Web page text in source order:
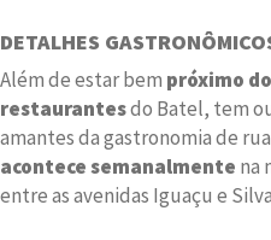
DETALHES
Além de estar bem próximo
restaurantesdo Batel, tem
amantes da gastronomia de
acontece semanalmente na
entre as avenidas Iguaçu e